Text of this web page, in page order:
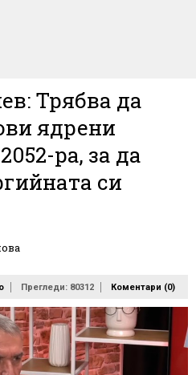
Трябва да
ядрени
ра, за да
си
Прегледи: 80312 Коментари (0)